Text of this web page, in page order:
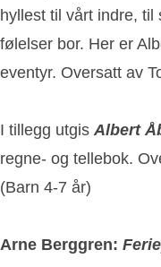
hyllest til vårt indre,
følelser bor. Her er
eventyr. Oversatt av
I tillegg utgis Albert
regne- og tellebok.
(Barn 4-7 år)
Arne Berggren: